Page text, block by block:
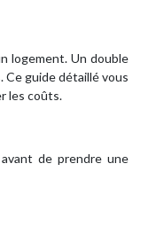
logement. Un double
guide détaillé vous
les coûts.
de prendre une